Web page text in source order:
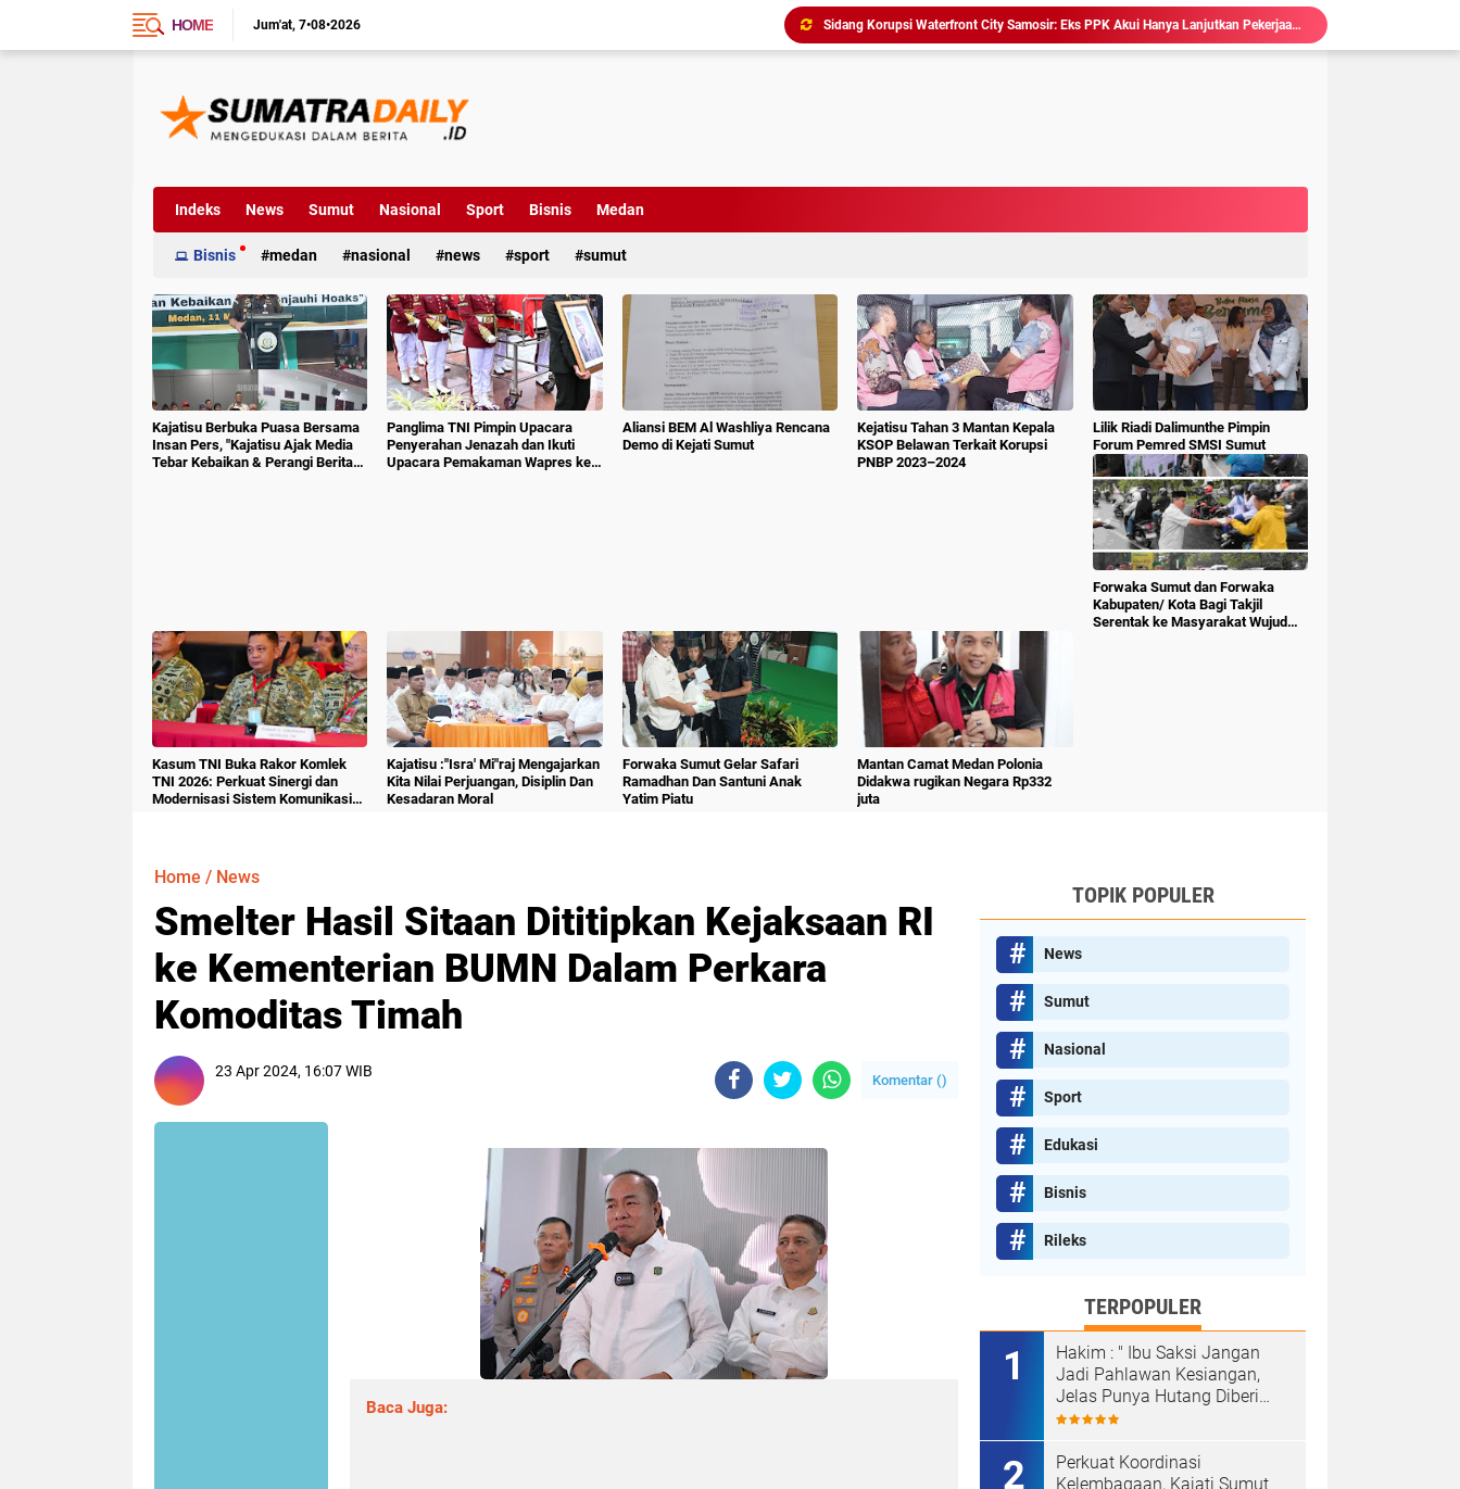
HOME Jum'at 7•08•2026
Sidang Korupsi Waterfront City Samosir: Eks PPK Akui Hanya Lanjutkan Pekerjaan, KPA Beberkan Pengawasan Proyek
Ketum LSM Pucuk Bukit Nusantara Akan Laporkan Kepsek Yang Langgar Aturan Menteri ke APH , Terkait Dana Revitalisasi Sekolah
Dugaan Korupsi SPP dan Dana BOS SMAN 8 Menunggu Gelar Perkara
Indeks News Sumut Nasional Sport Bisnis Medan
Bisnis medan nasional news sport sumut
Kajatisu Berbuka Puasa Bersama
Insan Pers, "Kajatisu Ajak Media
Tebar Kebaikan & Perangi Berita
Panglima TNI Pimpin Upacara
Penyerahan Jenazah dan Ikuti
Upacara Pemakaman Wapres ke-
Aliansi BEM Al Washliya Rencana
Demo di Kejati Sumut
Kejatisu Tahan 3 Mantan Kepala
KSOP Belawan Terkait Korupsi
PNBP 2023–2024
Lilik Riadi Dalimunthe Pimpin
Forum Pemred SMSI Sumut
Forwaka Sumut dan Forwaka
Kabupaten/ Kota Bagi Takjil
Serentak ke Masyarakat Wujud
Kasum TNI Buka Rakor Komlek
TNI 2026: Perkuat Sinergi dan
Modernisasi Sistem Komunikasi
Kajatisu :"Isra' Mi"raj Mengajarkan
Kita Nilai Perjuangan, Disiplin Dan
Kesadaran Moral
Forwaka Sumut Gelar Safari
Ramadhan Dan Santuni Anak
Yatim Piatu
Mantan Camat Medan Polonia
Didakwa rugikan Negara Rp332
juta
Home / News
Smelter Hasil Sitaan Dititipkan Kejaksaan RI
ke Kementerian BUMN Dalam Perkara
Komoditas Timah
23 Apr 2024, 16:07 WIB
Komentar ()
Baca Juga:
TOPIK POPULER
News
Sumut
Nasional
Sport
Edukasi
Bisnis
Rileks
TERPOPULER
Hakim : " Ibu Saksi Jangan
Jadi Pahlawan Kesiangan,
Jelas Punya Hutang Diberi
Barang Lagi
Perkuat Koordinasi
Kelembagaan, Kajati Sumut